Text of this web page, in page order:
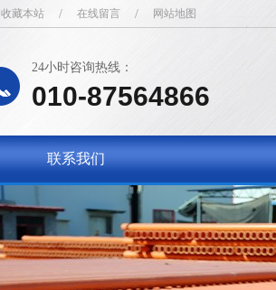
收藏本站 / 在线留言 / 网站地图
24小时咨询热线：
010-87564866
联系我们